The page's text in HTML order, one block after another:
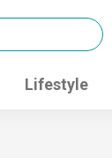
Lifestyle